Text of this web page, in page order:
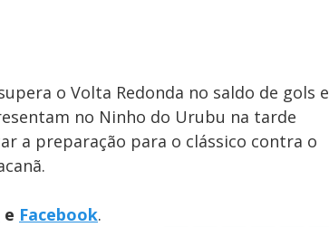
o Volta Redonda no saldo de gols e
no Ninho do Urubu na tarde
a preparação para o clássico contra o
e Facebook.